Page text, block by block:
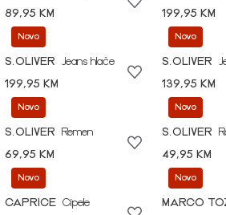
89,95 KM
199,95 KM
Novo
S.OLIVER
Jeans hlače
199,95 KM
Novo
S.OLIVER
139,95 KM
Novo
S.OLIVER
Remen
69,95 KM
Novo
S.OLIVER
49,95 KM
Novo
CAPRICE Cipele
Novo
MARCO